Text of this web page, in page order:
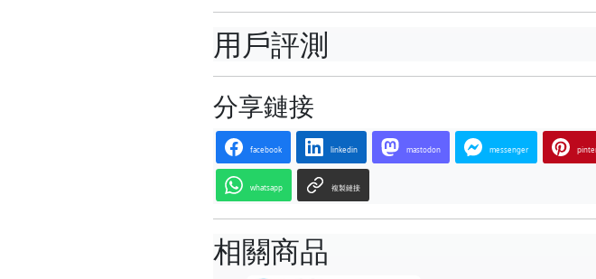
用戶評測
分享鏈接
facebook linkedin mastodon messenger
whatsapp 複製鏈接
相關商品